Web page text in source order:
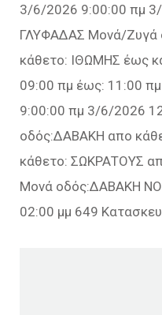
3/6/2026 9:00:00 πμ
ΓΛΥΦΑΔΑΣ Μονά/Ζυγά
κάθετο: ΙΘΩΜΗΣ έως
09:00 πμ έως: 11:00
9:00:00 πμ 3/6/2026
οδός:ΔΑΒΑΚΗ απο
κάθετο: ΣΩΚΡΑΤΟΥΣ
Μονά οδός:ΔΑΒΑΚΗ
02:00 μμ 649